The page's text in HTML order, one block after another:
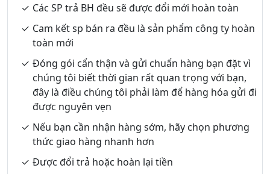
Các SP trả BH đều sẽ được đổi mới hoàn toàn
Cam kết sp bán ra đều là sản phẩm công ty hoàn
toàn mới
Đóng gói cẩn thận và gửi chuẩn hàng bạn đặt vì
chúng tôi biết thời gian rất quan trọng với bạn,
đây là điều chúng tôi phải làm để hàng hóa gửi đi
được nguyên vẹn
Nếu bạn cần nhận hàng sớm, hãy chọn phương
thức giao hàng nhanh hơn
Được đổi trả hoặc hoàn lại tiền